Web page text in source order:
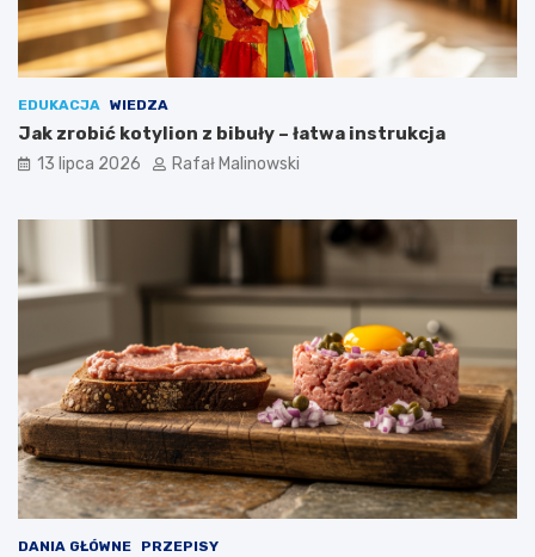
EDUKACJA WIEDZA
Jak zrobić kotylion z bibuły – łatwa instrukcja
13 lipca 2026 Rafał Malinowski
DANIA GŁÓWNE PRZEPISY